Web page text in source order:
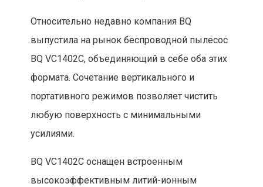
Относительно недавно компания BQ
выпустила на рынок беспроводной пылесос
BQ VC1402C, объединяющий в себе оба этих
формата. Сочетание вертикального и
портативного режимов позволяет чистить
любую поверхность с минимальными
усилиями.
BQ VC1402C оснащен встроенным
высокоэффективным литий-ионным